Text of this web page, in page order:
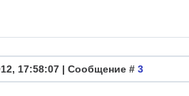
17:58:07 | Сообщение # 3